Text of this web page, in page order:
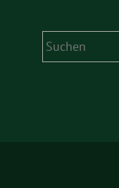
Suchen